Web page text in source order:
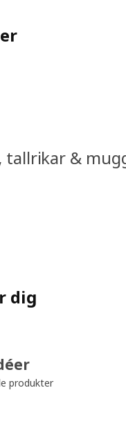
tallrikar &
dig
produkter